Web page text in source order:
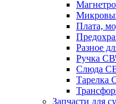
Плата,
Разное
Ручка
Слюда
Тарелка
Запчасти для